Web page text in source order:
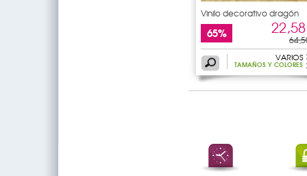
Vinilo decorativo dragón
65%
VARIOS
TAMAÑOS Y COLORES